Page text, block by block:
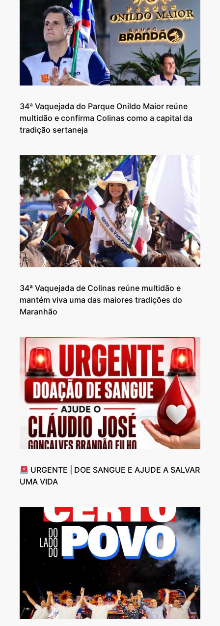
34ª Vaquejada do Parque Onildo Maior reúne
multidão e confirma Colinas como a capital da
tradição sertaneja
34ª Vaquejada de Colinas reúne multidão e
mantém viva uma das maiores tradições do
Maranhão
URGENTE | DOE SANGUE E AJUDE A SALVAR
UMA VIDA